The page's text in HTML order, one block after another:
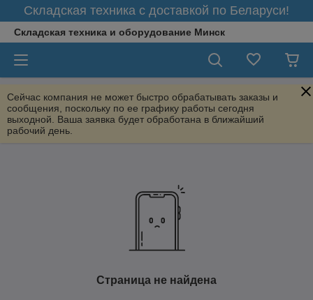
Складская техника с доставкой по Беларуси!
Складская техника и оборудование Минск
Сейчас компания не может быстро обрабатывать заказы и
сообщения, поскольку по ее графику работы сегодня
выходной. Ваша заявка будет обработана в ближайший
рабочий день.
Страница не найдена